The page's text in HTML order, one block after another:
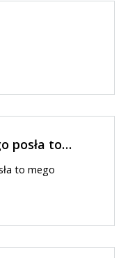
posła to…
to mego